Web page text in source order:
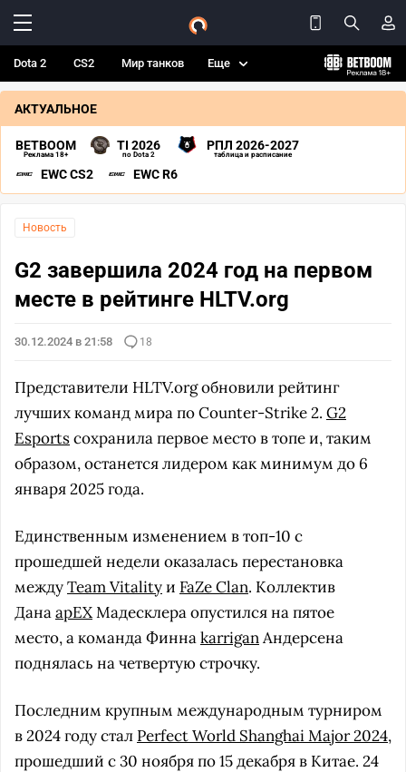
Dota 2 CS2 Мир танков Еще
АКТУАЛЬНОЕ
BETBOOM
Реклама 18+
TI 2026
по Dota 2
РПЛ 2026-2027
таблица и расписание
EWC CS2 EWC R6
Новость
G2 завершила 2024 год на первом
месте в рейтинге HLTV.org
30.12.2024 в 21:58 18
Представители HLTV.org обновили рейтинг
лучших команд мира по Counter-Strike 2. G2
Esportsсохранила первое место в топе и, таким
образом, останется лидером как минимум до 6
января 2025 года.
Единственным изменением в топ-10 с
прошедшей недели оказалась перестановка
междуTeam Vitalityи FaZe Clan. Коллектив
ДанаapEXМадесклера опустился на пятое
место, а команда ФиннаkarriganАндерсена
поднялась на четвертую строчку.
Последним крупным международным турниром
в 2024 году стал Perfect World Shanghai Major 2024,
прошедший с 30 ноября по 15 декабря в Китае. 24